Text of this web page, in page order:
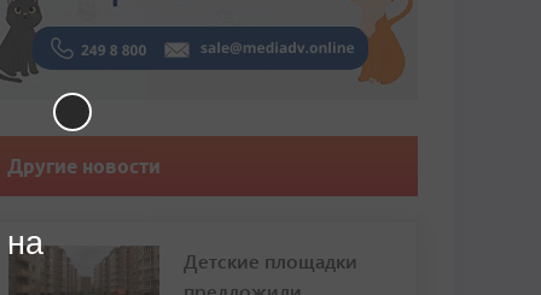
Другие новости
Детские площадки